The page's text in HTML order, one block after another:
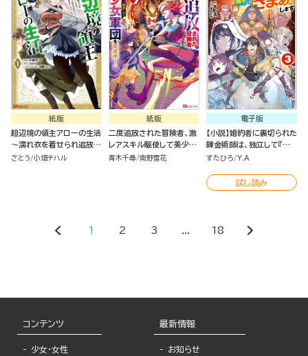
紙版
超辺境の領主アローの生活
～濡れ衣を着せられ追放さ
れましたが、二人の女神と
さとう 小畑チハル
紙版
二度追放された冒険者、激
レアスキル駆使して美少女
軍団を育成中！（７）
青木千尋 南野雪花
電子版
【小説】婚約者に裏切られた
錬金術師は、独立して『ざ
まぁ』します （3）
すたひろ Y.A
試し読み
1 2 3 18
コンテンツ
少女・女性
最新情報
お知らせ